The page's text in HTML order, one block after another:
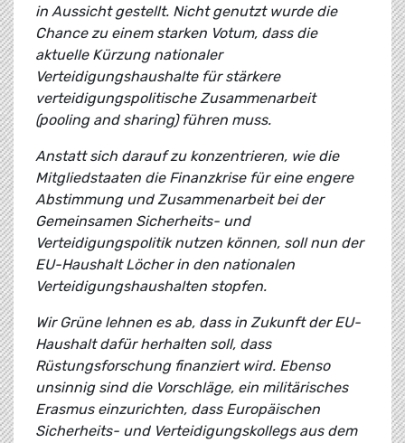
in Aussicht gestellt. Nicht genutzt wurde die
Chance zu einem starken Votum, dass die
aktuelle Kürzung nationaler
Verteidigungshaushalte für stärkere
verteidigungspolitische Zusammenarbeit
(pooling and sharing) führen muss.
Anstatt sich darauf zu konzentrieren, wie die
Mitgliedstaaten die Finanzkrise für eine engere
Abstimmung und Zusammenarbeit bei der
Gemeinsamen Sicherheits- und
Verteidigungspolitik nutzen können, soll nun der
EU-Haushalt Löcher in den nationalen
Verteidigungshaushalten stopfen.
Wir Grüne lehnen es ab, dass in Zukunft der EU-
Haushalt dafür herhalten soll, dass
Rüstungsforschung finanziert wird. Ebenso
unsinnig sind die Vorschläge, ein militärisches
Erasmus einzurichten, dass Europäischen
Sicherheits- und Verteidigungskollegs aus dem